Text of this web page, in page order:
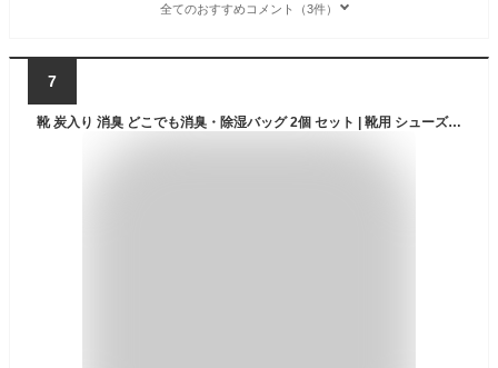
全てのおすすめコメント（3件）
7
靴 炭入り 消臭 どこでも消臭・除湿バッグ 2個 セット | 靴用 シューズ 竹炭入り 湿気 吸湿 脱臭 調湿 湿気取り 湿気とり 乾燥材 炭 スニーカー 玄関 下駄箱 衣替え 引き出し 消臭剤 除湿剤 防カビ 臭い スーツケース クローゼット 靴消臭剤 乾燥 乾燥剤 臭い消し 匂い 取り